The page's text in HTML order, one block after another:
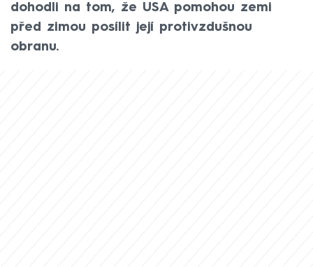
dohodli na tom, že USA pomohou zemi
před zimou posílit její protivzdušnou
obranu.